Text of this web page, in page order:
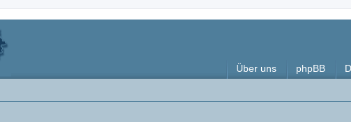
Über uns phpBB